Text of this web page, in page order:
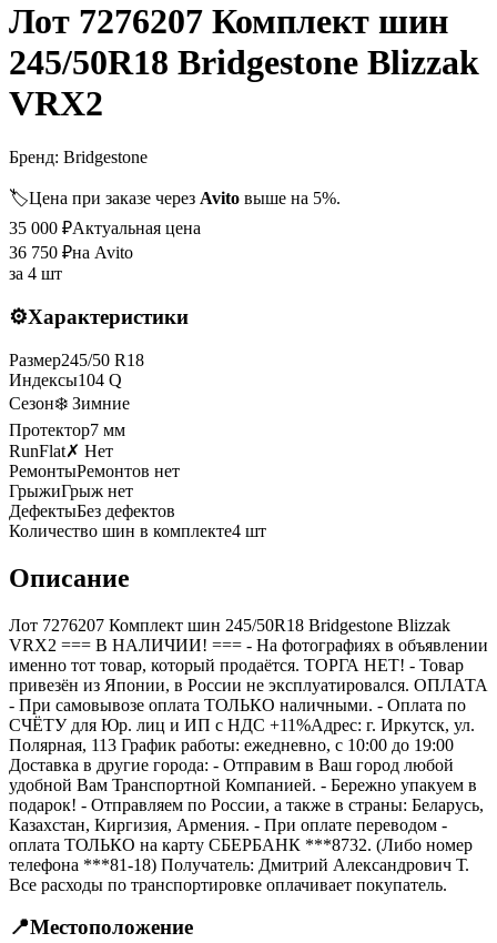
Лот 7276207 Комплект шин
245/50R18 Bridgestone Blizzak
VRX2
Бренд: Bridgestone
🏷️Цена при заказе через Avito выше на 5%.
35 000 ₽Актуальная цена
36 750 ₽на Avito
за 4 шт
⚙️Характеристики
Размер245/50 R18
Индексы104 Q
Сезон❄️ Зимние
Протектор7 мм
RunFlat✗ Нет
РемонтыРемонтов нет
ГрыжиГрыж нет
ДефектыБез дефектов
Количество шин в комплекте4 шт
Описание
Лот 7276207 Комплект шин 245/50R18 Bridgestone Blizzak
VRX2 === B НАЛИЧИИ! === - На фотографиях в объявлении
именно тот товар, который продаётся. ТОРГА НЕТ! - Товар
привезён из Японии, в России не эксплуатировался. ОПЛАТА
- При самовывозе оплата ТОЛЬКО наличными. - Оплата по
СЧЁТУ для Юр. лиц и ИП с НДС +11%Адрес: г. Иркутск, ул.
Полярная, 113 График работы: ежедневно, с 10:00 до 19:00
Доставка в другие города: - Отправим в Ваш город любой
удобной Вам Транспортной Компанией. - Бережно упакуем в
подарок! - Отправляем по России, а также в страны: Беларусь,
Казахстан, Киргизия, Армения. - При оплате переводом -
оплата ТОЛЬКО на карту СБЕРБАНК ***8732. (Либо номер
телефона ***81-18) Получатель: Дмитрий Александрович Т.
Все расходы по транспортировке оплачивает покупатель.
📍Местоположение